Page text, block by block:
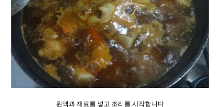
원액과 재료를 넣고 조리를 시작합니다